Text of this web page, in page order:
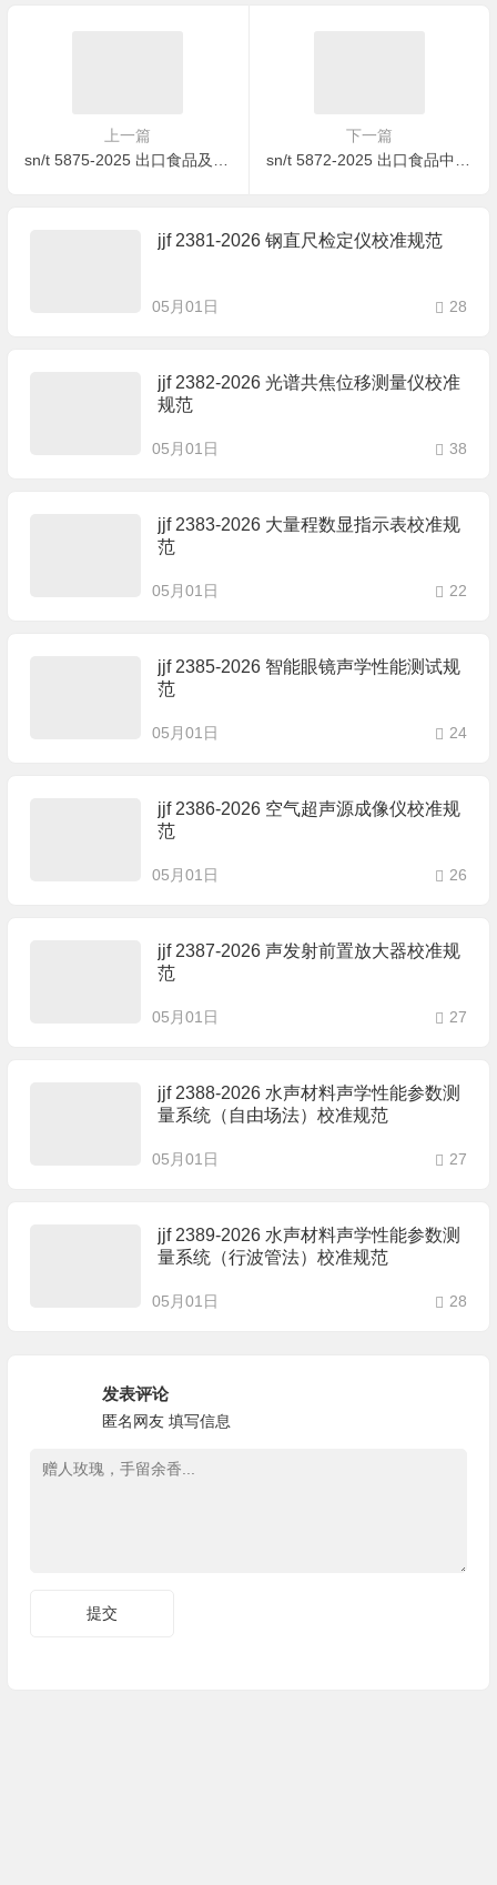
上一篇
下一篇
jjf 2381-2026 钢直尺检定仪校准规范
05月01日 28
jjf 2382-2026 光谱共焦位移测量仪校准
规范
05月01日 38
jjf 2383-2026 大量程数显指示表校准规
范
05月01日 22
jjf 2385-2026 智能眼镜声学性能测试规
范
05月01日 24
jjf 2386-2026 空气超声源成像仪校准规
范
05月01日 26
jjf 2387-2026 声发射前置放大器校准规
范
05月01日 27
jjf 2388-2026 水声材料声学性能参数测
量系统（自由场法）校准规范
05月01日 27
jjf 2389-2026 水声材料声学性能参数测
量系统（行波管法）校准规范
05月01日 28
发表评论
匿名网友 填写信息